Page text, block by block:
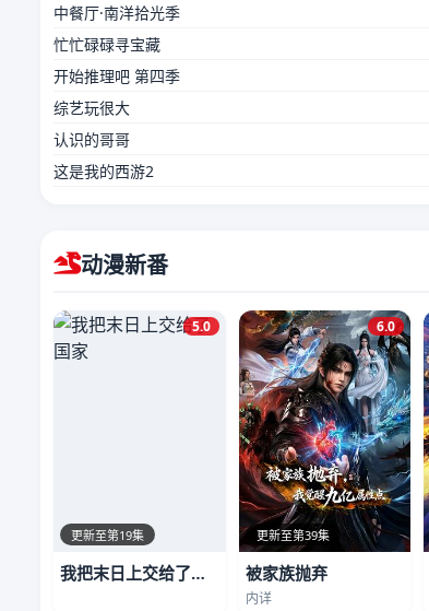
中餐厅·南洋拾光季
忙忙碌碌寻宝藏
开始推理吧 第四季
综艺玩很大
认识的哥哥
这是我的西游2
动漫新番
更新至第19集
5.0
我把末日上交给了国家
更新至第39集
6.0
被家族抛弃
内详